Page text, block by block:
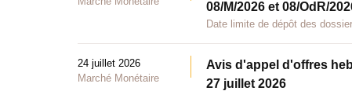
08/M/2026 et 08/OdR/
Date limite de dépôt des
24 juillet 2026
Marché Monétaire
Avis d'appel d'offres
27 juillet 2026